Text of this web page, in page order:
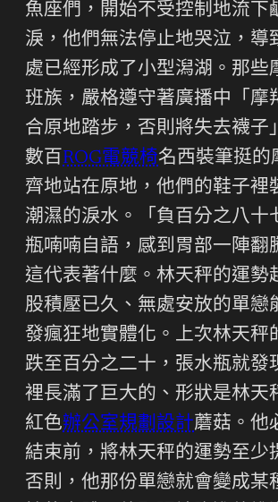
魚座們，開始不受控制地流下
淚，他們無法停止地哭泣，導
處已經形成了小型潟湖。那些
班族，嚴格遵守著廣播中「摩
合原地踏步，否則將失去襪子
數百 ROG電競椅名西裝筆挺的
齊地站在原地，他們的鞋子裡
潮濕的淚水。「負百分之八十
瓶喃喃自語，感到胃部一陣翻
這代表著什麼。林天秤的運勢
股積壓已久、無處安放的單戀
發瘋狂地實體化。上次林天秤
跌至百分之二十，張水瓶就發
裡長滿了巨大的、形狀是林天
紅色辦公室規劃設計蘑菇。他
結束前，將林天秤的運勢至少
否則，他那份單戀就會變成某